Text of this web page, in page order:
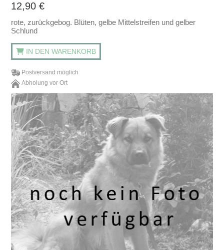
12,90€
rote, zurückgebog. Blüten, gelbe Mittelstreifen und gelber
Schlund
IN DEN WARENKORB
Postversand möglich
Abholung vor Ort